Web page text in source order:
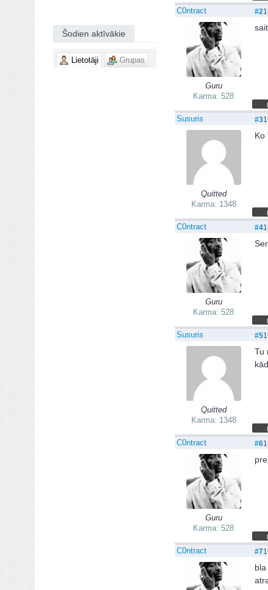
Šodien aktīvākie
Lietotāji Grupas
C0ntract
Guru
Karma: 528
#2
Susuris
Quitted
Karma: 1348
#3
Ko
C0ntract
Guru
Karma: 528
#4
Susuris
Quitted
Karma: 1348
#5
Tu
C0ntract
Guru
Karma: 528
#6
C0ntract #7